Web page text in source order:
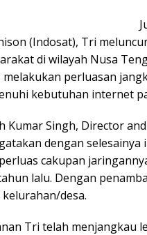
(Indosat), Tri
di wilayah Nusa
perluasan
kebutuhan internet
Kumar Singh, Director
dengan
cakupan
lalu. Dengan
kelurahan/desa.
Tri telah menjangkau